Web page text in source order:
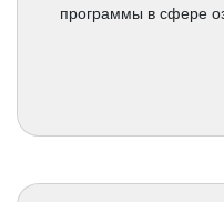
программы в сфере